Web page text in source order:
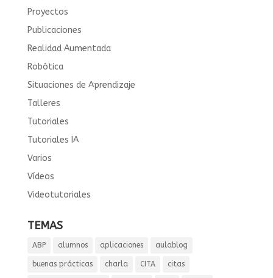
Proyectos
Publicaciones
Realidad Aumentada
Robótica
Situaciones de Aprendizaje
Talleres
Tutoriales
Tutoriales IA
Varios
Vídeos
Videotutoriales
TEMAS
ABP alumnos aplicaciones aulablog
buenas prácticas charla CITA citas